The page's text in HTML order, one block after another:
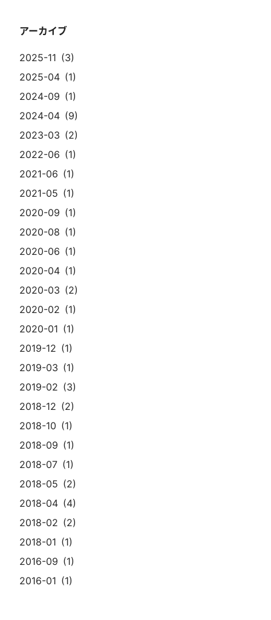
アーカイブ
2025-11
3
2025-04
1
2024-09
1
2024-04
9
2023-03
2
2022-06
1
2021-06
1
2021-05
1
2020-09
1
2020-08
1
2020-06
1
2020-04
1
2020-03
2
2020-02
1
2020-01
1
2019-12
1
2019-03
1
2019-02
3
2018-12
2
2018-10
1
2018-09
1
2018-07
1
2018-05
2
2018-04
4
2018-02
2
2018-01
1
2016-09
1
2016-01
1